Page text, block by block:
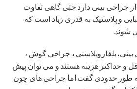
از جراحی بینی دارد حتی گاهی تفاوت
و پلاستیک به قدری زیاد است که
شوند.
بلفاروپلاستی ، جراحی گوش ،
و حداکثر هزینه هستند و می توان پیش
به طور حدودی گفت اما جراحی های چون